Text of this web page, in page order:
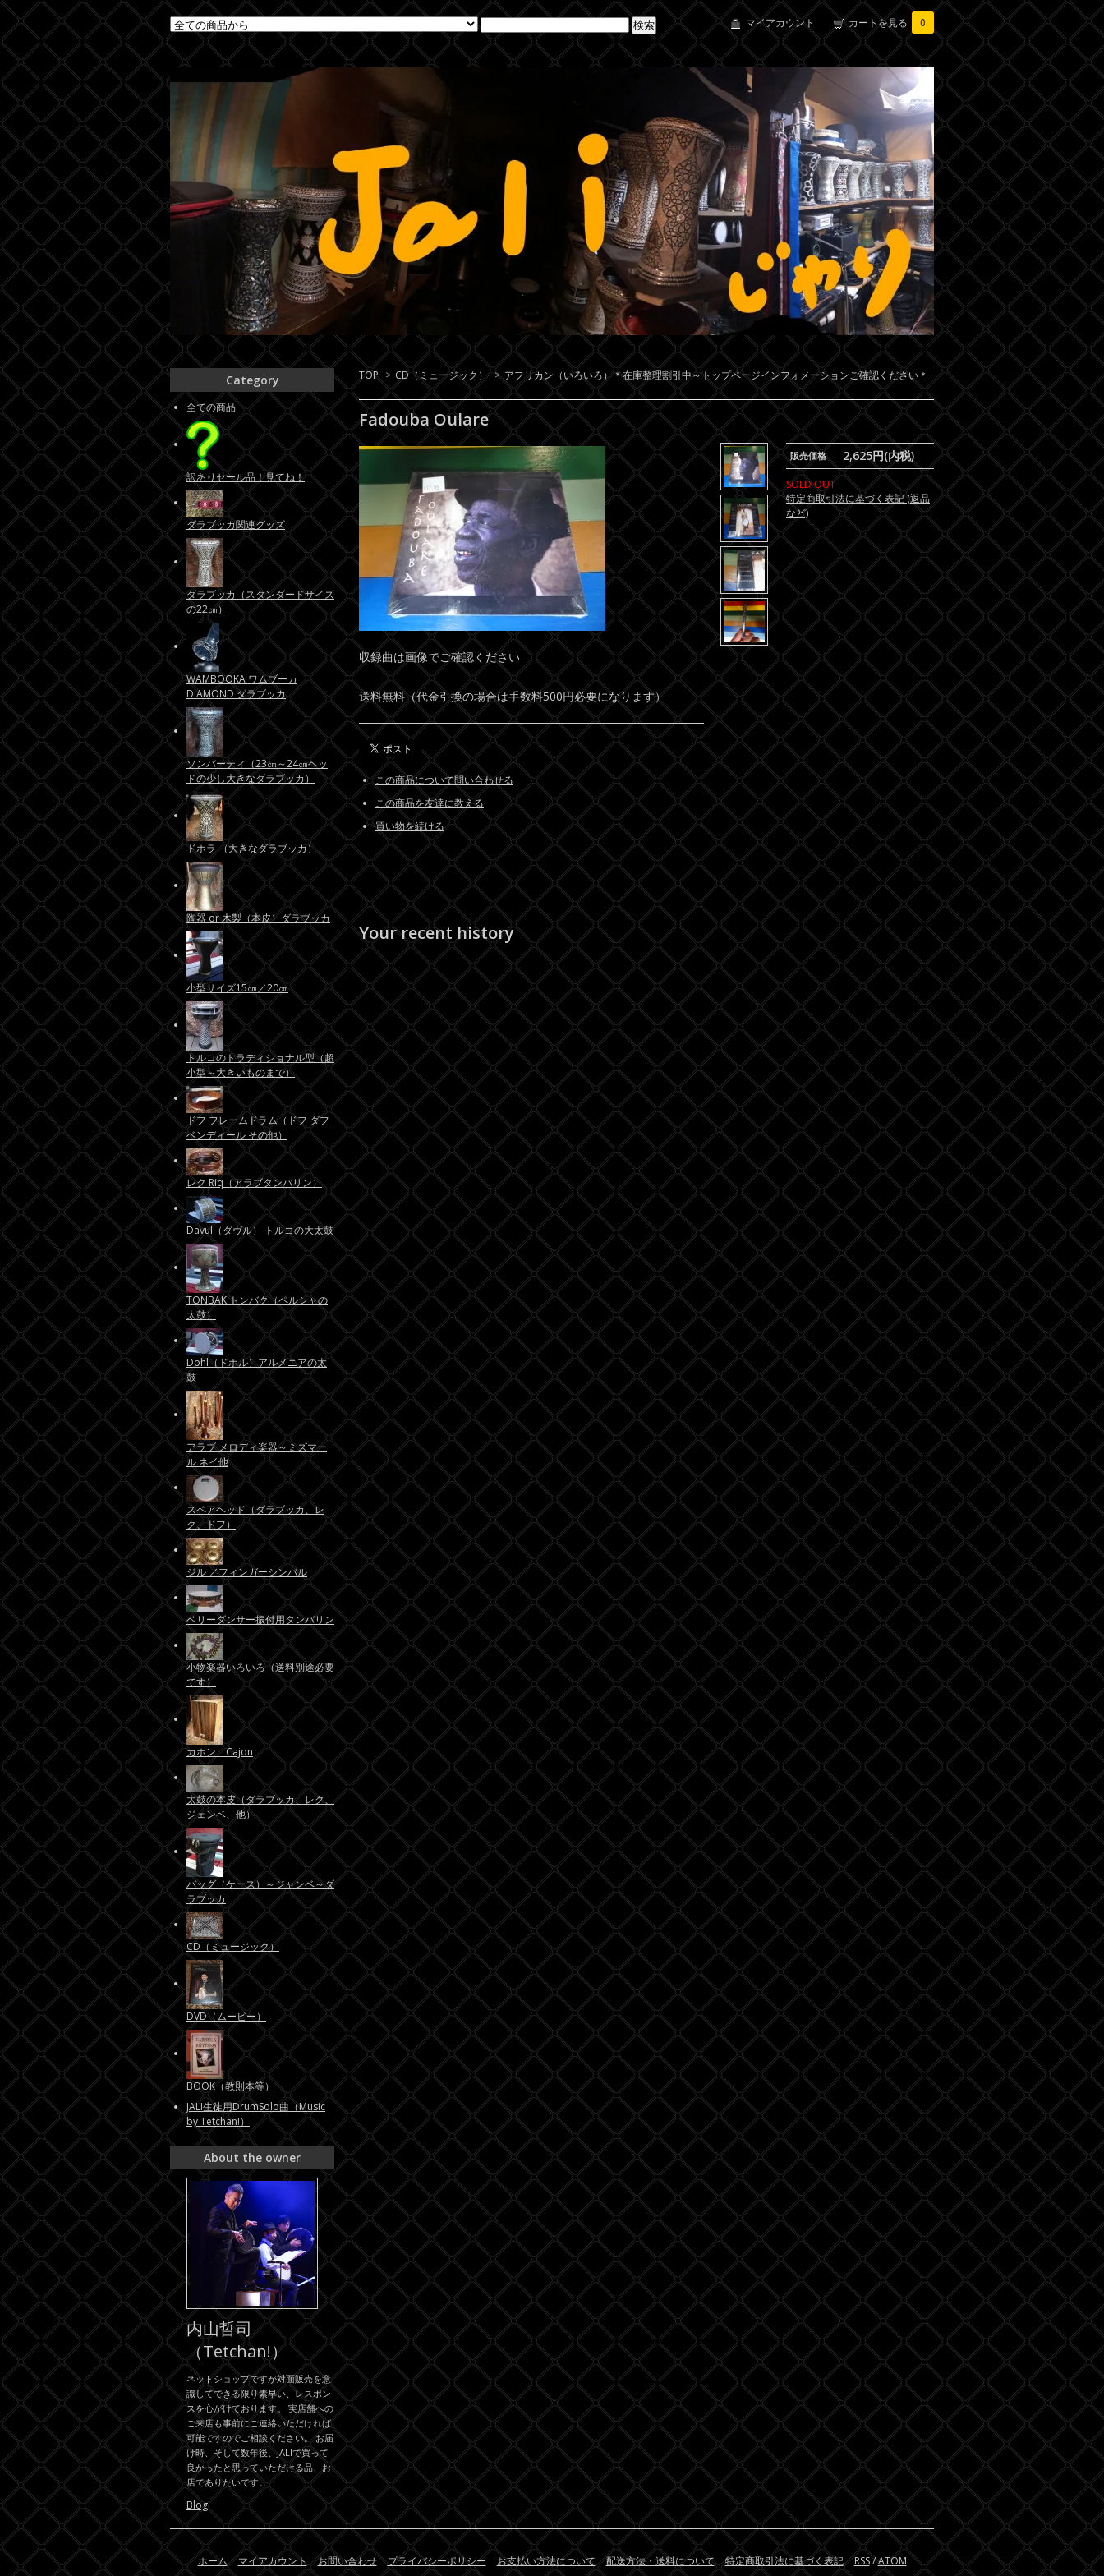
マイアカウント カートを見る 0
TOP > CD（ミュージック） > アフリカン（いろいろ）＊在庫整理割引中～トップページインフォメーションご確認ください＊
Fadouba Oulare
販売価格 2,625円(内税)
SOLD OUT
特定商取引法に基づく表記 (返品
など)
収録曲は画像でご確認ください
送料無料（代金引換の場合は手数料500円必要になります）
この商品について問い合わせる
この商品を友達に教える
買い物を続ける
Your recent history
Category
全ての商品
訳ありセール品！見てね！
ダラブッカ関連グッズ
ダラブッカ（スタンダードサイズ
の22㎝）
WAMBOOKA ワムブーカ
DIAMOND ダラブッカ
ソンバーティ（23㎝～24㎝ヘッ
ドの少し大きなダラブッカ）
ドホラ （大きなダラブッカ）
陶器 or 木製（本皮）ダラブッカ
小型サイズ15㎝／20㎝
トルコのトラディショナル型（超
小型～大きいものまで）
ドフ フレームドラム（ドフ ダフ
ベンディール その他）
レク Riq（アラブタンバリン）
Davul（ダヴル） トルコの大太鼓
TONBAK トンバク（ペルシャの
太鼓）
Dohl（ドホル）アルメニアの太
鼓
アラブ メロディ楽器～ミズマー
ル ネイ他
スペアヘッド（ダラブッカ、レ
ク、ドフ）
ジル ／フィンガーシンバル
ベリーダンサー振付用タンバリン
小物楽器いろいろ（送料別途必要
です）
カホン Cajon
太鼓の本皮（ダラブッカ、レク、
ジェンベ、他）
バッグ（ケース）～ジャンベ～ダ
ラブッカ
CD（ミュージック）
DVD（ムービー）
BOOK（教則本等）
JALI生徒用DrumSolo曲（Music
by Tetchan!）
About the owner
内山哲司
（Tetchan!）
ネットショップですが対面販売を意
識してできる限り素早い、レスポン
スを心がけております。 実店舗への
ご来店も事前にご連絡いただければ
可能ですのでご相談ください。 お届
け時、そして数年後、JALIで買って
良かったと思っていただける品、お
店でありたいです。
Blog
ホーム マイアカウント お問い合わせ プライバシーポリシー お支払い方法について 配送方法・送料について 特定商取引法に基づく表記 RSS/ATOM